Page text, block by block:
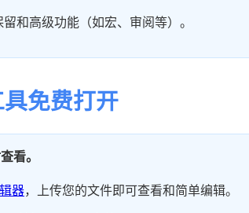
和高级功能（如宏、审阅等）。
免费打开
看。
器，上传您的文件即可查看和简单编辑。